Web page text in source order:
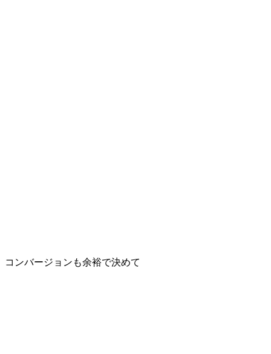
コンバージョンも余裕で決めて